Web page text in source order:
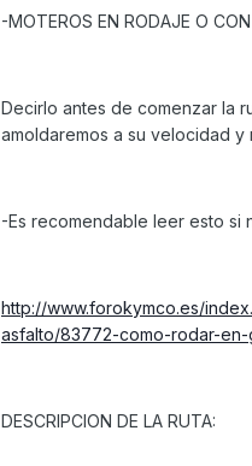
-MOTEROS EN RODAJE O
Decirlo antes de comenzar la
amoldaremos a su velocidad
-Es recomendable leer esto si
http://www.forokymco.es/
asfalto/83772-como-rodar-en-
DESCRIPCION DE LA RUTA: